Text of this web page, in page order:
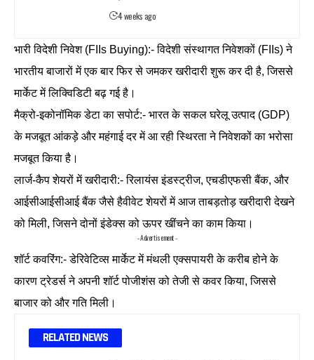
4 weeks ago
भारी विदेशी निवेश (FIIs Buying):- विदेशी संस्थागत निवेशकों (FIIs) ने
भारतीय बाजारों में एक बार फिर से जमकर खरीदारी शुरू कर दी है, जिससे
मार्केट में लिक्विडिटी बढ़ गई है।
मैक्रो-इकोनॉमिक डेटा का सपोर्ट:- भारत के सकल घरेलू उत्पाद (GDP)
के मजबूत आंकड़े और महंगाई दर में आ रही स्थिरता ने निवेशकों का भरोसा
मजबूत किया है।
लार्ज-कैप शेयरों में खरीदारी:- रिलायंस इंडस्ट्रीज, एचडीएफसी बैंक, और
आईसीआईसीआई बैंक जैसे हैवीवेट शेयरों में आज ताबड़तोड़ खरीदारी देखने
को मिली, जिसने दोनों इंडेक्स को ऊपर खींचने का काम किया।
- Advertisement -
शॉर्ट कवरिंग:- डेरिवेटिव्स मार्केट में मंथली एक्सपायरी के करीब होने के
कारण ट्रेडर्स ने अपनी शॉर्ट पोजीशंस को तेजी से कवर किया, जिससे
बाजार को और गति मिली।
RELATED NEWS